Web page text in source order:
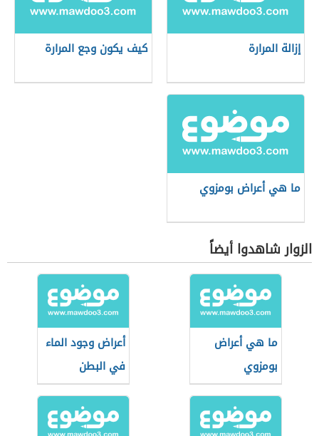
إزالة المرارة كيف يكون وجع المرارة
ما هي أعراض بومزوي
الزوار شاهدوا أيضاً
ما هي أعراض
بومزوي
أعراض وجود الماء
في البطن